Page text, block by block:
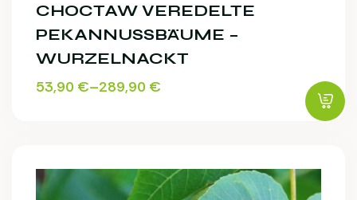
CHOCTAW VEREDELTE
PEKANNUSSBÄUME –
WURZELNACKT
53,90 €–289,90 €